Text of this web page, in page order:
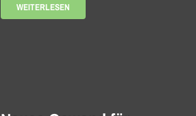
WEITERLESEN